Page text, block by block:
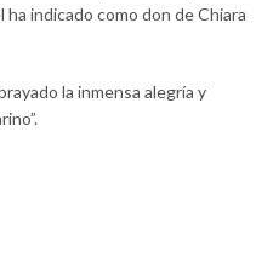
ha indicado como don de Chiara
la inmensa alegría y